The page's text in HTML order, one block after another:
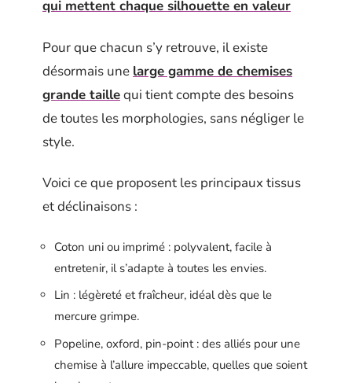
qui mettent chaque silhouette en valeur
Pour que chacun s’y retrouve, il existe
désormais une large gamme de chemises
grande taillequi tient compte des besoins
de toutes les morphologies, sans négliger le
style.
Voici ce que proposent les principaux tissus
et déclinaisons :
Coton uni ou imprimé : polyvalent, facile à
entretenir, il s’adapte à toutes les envies.
Lin : légèreté et fraîcheur, idéal dès que le
mercure grimpe.
Popeline, oxford, pin-point : des alliés pour une
chemise à l’allure impeccable, quelles que soient